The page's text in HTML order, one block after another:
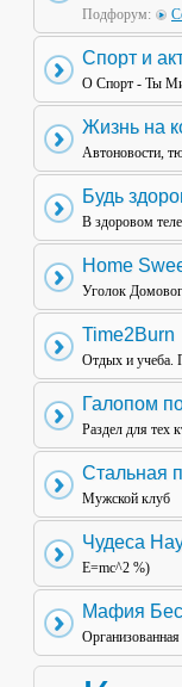
Подфорум:
Спорт и
О Спорт - Ты
Жизнь на
Автоновости,
Будь
В здоровом
Home
Уголок
Time2Burn
Отдых и учеба.
Галопом
Раздел для тех
Стальная
Мужской клуб
Чудеса
E=mc^2 %)
Мафия